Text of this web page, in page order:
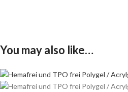
You may also like…